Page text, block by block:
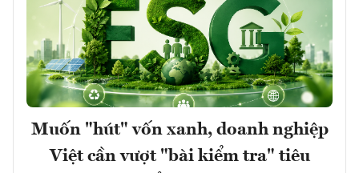
Muốn "hút" vốn xanh, doanh nghiệp
Việt cần vượt "bài kiểm tra" tiêu